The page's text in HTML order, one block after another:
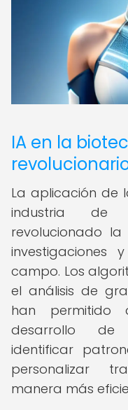
IA en la
La aplicación de
industria de
revolucionado
investigaciones
campo. Los
el análisis de
han permitido
desarrollo de
identificar
personalizar
manera más